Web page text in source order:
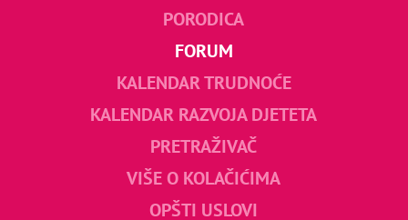
PORODICA
FORUM
KALENDAR TRUDNOĆE
KALENDAR RAZVOJA DJETETA
PRETRAŽIVAČ
VIŠE O KOLAČIĆIMA
OPŠTI USLOVI